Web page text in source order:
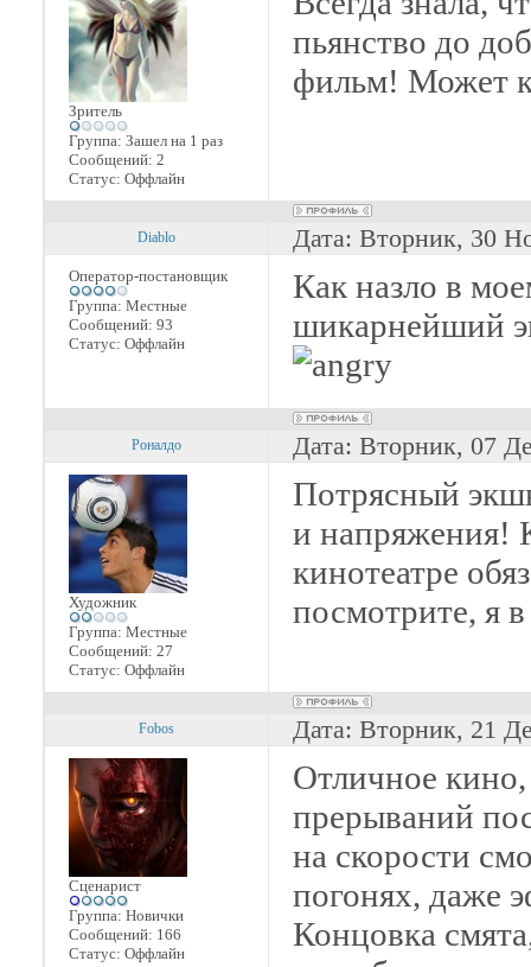
Зритель
Группа: Зашел на 1 раз
Сообщений: 2
Статус: Оффлайн
пьянство до
фильм! Может
Diablo Дата: Вторник, 30
Оператор-постановщик
Группа: Местные
Сообщений: 93
Статус: Оффлайн
Как назло в
шикарнейший
Роналдо Дата: Вторник, 07
Художник
Группа: Местные
Сообщений: 27
Статус: Оффлайн
Потрясный
и напряжения!
кинотеатре
посмотрите, я
Fobos Дата: Вторник, 21
Сценарист
Группа: Новички
Сообщений: 166
Статус: Оффлайн
Отличное
прерываний
на скорости
погонях, даже
Концовка